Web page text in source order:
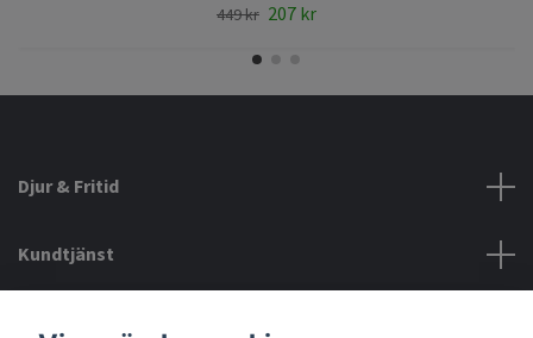
449 kr 207 kr
Djur & Fritid
Kundtjänst